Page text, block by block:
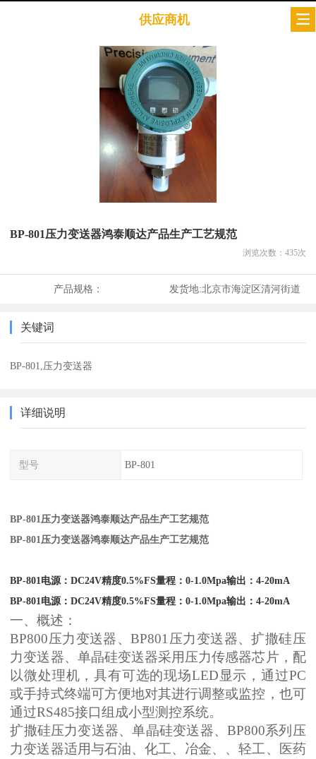
供应商机
BP-801压力变送器鸿泰顺达产品生产工艺规范
浏览次数： 435次
产品规格： 发货地:北京市海淀区清河街道
关键词
BP-801,压力变送器
详细说明
型号 BP-801
BP-801压力变送器鸿泰顺达产品生产工艺规范
BP-801压力变送器鸿泰顺达产品生产工艺规范
BP-801电源：DC24V精度0.5%FS量程：0-1.0Mpa输出：4-20mA
BP-801电源：DC24V精度0.5%FS量程：0-1.0Mpa输出：4-20mA
一、概述：
BP800压力变送器、BP801压力变送器、扩撒硅压
力变送器、单晶硅变送器采用压力传感器芯片，配
以微处理机，具有可选的现场LED显示，通过PC
或手持式终端可方便地对其进行调整或监控，也可
通过RS485接口组成小型测控系统。
扩撒硅压力变送器、单晶硅变送器、 BP800系列压
力变送器适用与石油、化工、冶金、、轻工、医药